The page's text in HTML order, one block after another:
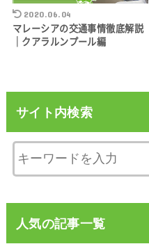
2020.06.04
マレーシアの交通事情徹底解説
｜クアラルンプール編
サイト内検索
人気の記事一覧